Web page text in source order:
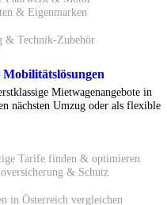
& Eigenmarken
& Technik-Zubehör
Mietwagenangebote in
nächsten Umzug oder als flexible
Tarife finden & optimieren
& Schutz
in Österreich vergleichen